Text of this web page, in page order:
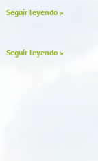
Seguir leyendo »
Seguir leyendo »